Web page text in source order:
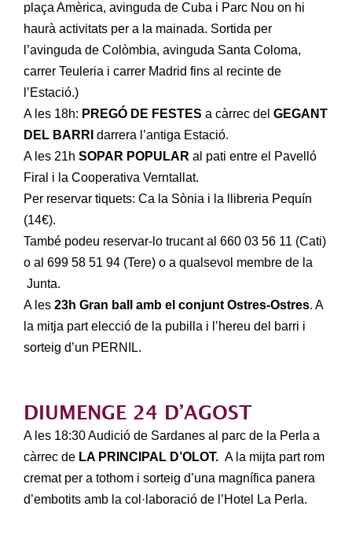
plaça Amèrica, avinguda de Cuba i Parc Nou on hi
haurà activitats per a la mainada. Sortida per
l’avinguda de Colòmbia, avinguda Santa Coloma,
carrer Teuleria i carrer Madrid fins al recinte de
l’Estació.)
A les 18h: PREGÓ DE FESTES a càrrec del GEGANT
DEL BARRI darrera l’antiga Estació.
A les 21h SOPAR POPULAR al pati entre el Pavelló
Firal i la Cooperativa Verntallat.
Per reservar tiquets: Ca la Sònia i la llibreria Pequín
(14€).
També podeu reservar-lo trucant al 660 03 56 11 (Cati)
o al 699 58 51 94 (Tere) o a qualsevol membre de la
Junta.
A les 23h Gran ball amb el conjunt Ostres-Ostres. A
la mitja part elecció de la pubilla i l’hereu del barri i
sorteig d’un PERNIL.
DIUMENGE 24 D’AGOST
A les 18:30 Audició de Sardanes al parc de la Perla a
càrrec de LA PRINCIPAL D’OLOT. A la mijta part rom
cremat per a tothom i sorteig d’una magnífica panera
d’embotits amb la col·laboració de l’Hotel La Perla.